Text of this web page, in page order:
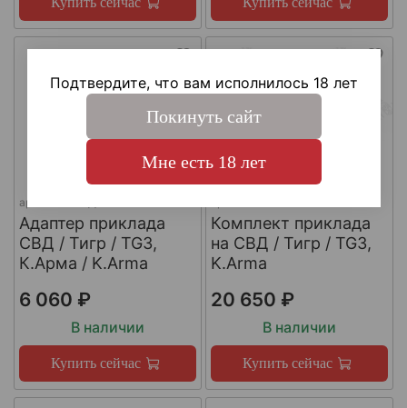
арт.
Адаптер приклада
СВД / Тигр / TG3,
К.Арма / K.Arma
6 060 ₽
В наличии
Купить сейчас
Комплект приклада
на СВД / Тигр / TG3,
K.Arma
20 650 ₽
В наличии
Купить сейчас
Подтвердите, что вам исполнилось 18 лет
Покинуть сайт
Мне есть 18 лет